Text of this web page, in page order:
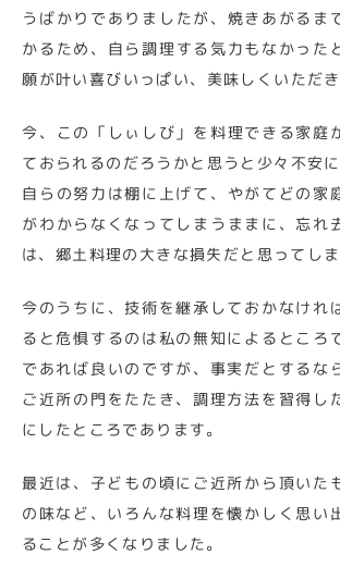
うばかりでありましたが、焼きあがるま
かるため、自ら調理する気力もなかった
願が叶い喜びいっぱい、美味しくいただき
今、この「しぃしび」を料理できる家庭
ておられるのだろうかと思うと少々不安に
自らの努力は棚に上げて、やがてどの家
がわからなくなってしまうままに、忘れ
は、郷土料理の大きな損失だと思ってしま
今のうちに、技術を継承しておかなけれ
ると危惧するのは私の無知によるところ
であれば良いのですが、事実だとするな
ご近所の門をたたき、調理方法を習得し
にしたところであります。
最近は、子どもの頃にご近所から頂いた
の味など、いろんな料理を懐かしく思い
ることが多くなりました。